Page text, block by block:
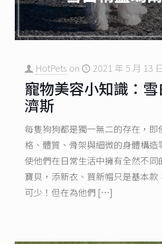
HotPets on 2021 年 5 月 13 日
寵物美容小知識：
濟斯
每隻狗狗都是獨一無二的存在，即
格、體質、骨架與細微的身體構造
使他們在日常生活中擁有全然不同
寶貝，添新衣、買新帽只是基本款
可少！但在為他們 […]